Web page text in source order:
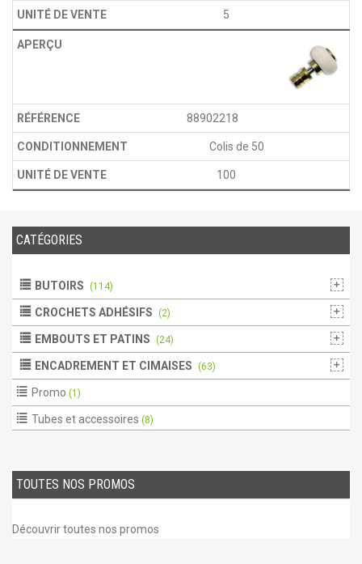
5
88902218
Colis de 50
100
CATÉGORIES
BUTOIRS (114)
CROCHETS ADHÉSIFS (2)
EMBOUTS ET PATINS (24)
ENCADREMENT ET CIMAISES (63)
Promo (1)
Tubes et accessoires (8)
TOUTES NOS PROMOS
Découvrir toutes nos promos